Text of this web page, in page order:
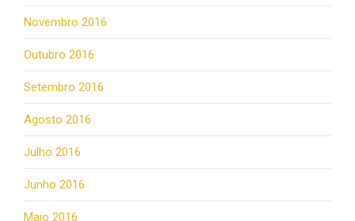
Novembro 2016
Outubro 2016
Setembro 2016
Agosto 2016
Julho 2016
Junho 2016
Maio 2016